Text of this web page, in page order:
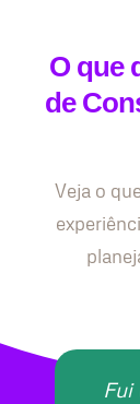
O que
de
Veja o
Fui